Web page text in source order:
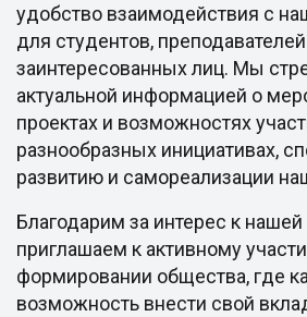
удобство взаимодействия с
для студентов,
заинтересованных лиц. Мы
актуальной информацией о
проектах и возможностях
разнообразных инициативах,
развитию и самореализации
Благодарим за интерес к
приглашаем к активному
формировании общества, где
возможность внести свой